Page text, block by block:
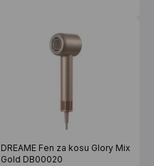
DREAME Fen za kosu Glory Mix
Gold DB00020